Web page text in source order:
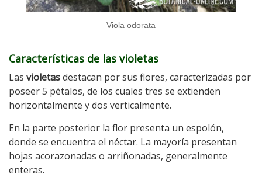
Viola odorata
Características de las violetas
Las violetasdestacan por sus flores, caracterizadas por
poseer 5 pétalos, de los cuales tres se extienden
horizontalmente y dos verticalmente.
En la parte posterior la flor presenta un espolón,
donde se encuentra el néctar. La mayoría presentan
hojas acorazonadas o arriñonadas, generalmente
enteras.